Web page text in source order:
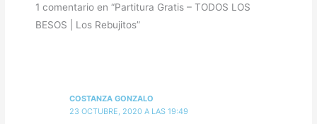
1 comentario en “Partitura Gratis – TODOS LOS
BESOS | Los Rebujitos”
COSTANZA GONZALO
23 OCTUBRE, 2020 A LAS 19:49